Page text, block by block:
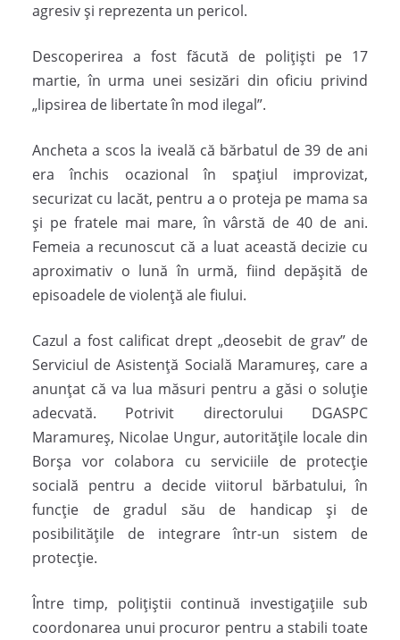
agresiv și reprezenta un pericol.
Descoperirea a fost făcută de polițiști pe 17
martie, în urma unei sesizări din oficiu privind
„lipsirea de libertate în mod ilegal”.
Ancheta a scos la iveală că bărbatul de 39 de ani
era închis ocazional în spațiul improvizat,
securizat cu lacăt, pentru a o proteja pe mama sa
și pe fratele mai mare, în vârstă de 40 de ani.
Femeia a recunoscut că a luat această decizie cu
aproximativ o lună în urmă, fiind depășită de
episoadele de violență ale fiului.
Cazul a fost calificat drept „deosebit de grav” de
Serviciul de Asistență Socială Maramureș, care a
anunțat că va lua măsuri pentru a găsi o soluție
adecvată. Potrivit directorului DGASPC
Maramureș, Nicolae Ungur, autoritățile locale din
Borșa vor colabora cu serviciile de protecție
socială pentru a decide viitorul bărbatului, în
funcție de gradul său de handicap și de
posibilitățile de integrare într-un sistem de
protecție.
Între timp, polițiștii continuă investigațiile sub
coordonarea unui procuror pentru a stabili toate